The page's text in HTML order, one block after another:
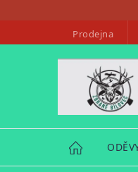
Prodejna
HOME